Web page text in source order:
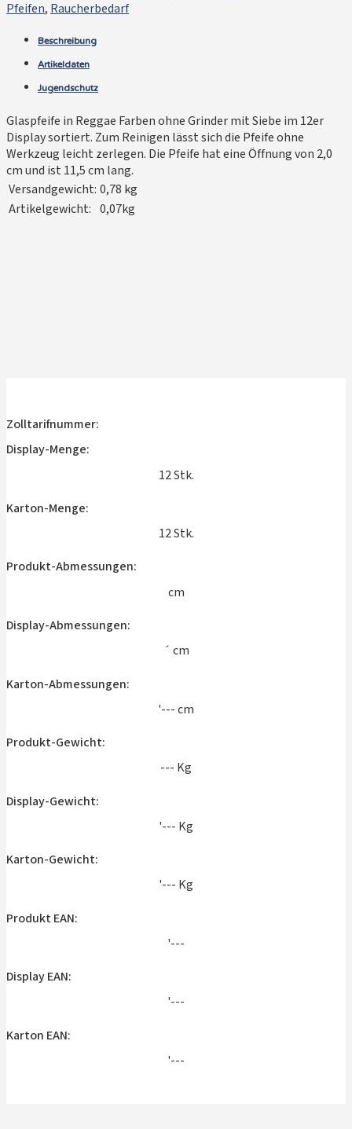
Pfeifen, Raucherbedarf
Beschreibung
Artikeldaten
Jugendschutz
Glaspfeife in Reggae Farben ohne Grinder mit Siebe im 12er
Display sortiert. Zum Reinigen lässt sich die Pfeife ohne
Werkzeug leicht zerlegen. Die Pfeife hat eine Öffnung von 2,0
cm und ist 11,5 cm lang.
Versandgewicht: 0,78 kg
Artikelgewicht: 0,07kg
Zolltarifnummer:
Display-Menge:
12 Stk.
Karton-Menge:
12 Stk.
Produkt-Abmessungen:
cm
Display-Abmessungen:
´ cm
Karton-Abmessungen:
'--- cm
Produkt-Gewicht:
--- Kg
Display-Gewicht:
'--- Kg
Karton-Gewicht:
'--- Kg
Produkt EAN:
'---
Display EAN:
'---
Karton EAN:
'---